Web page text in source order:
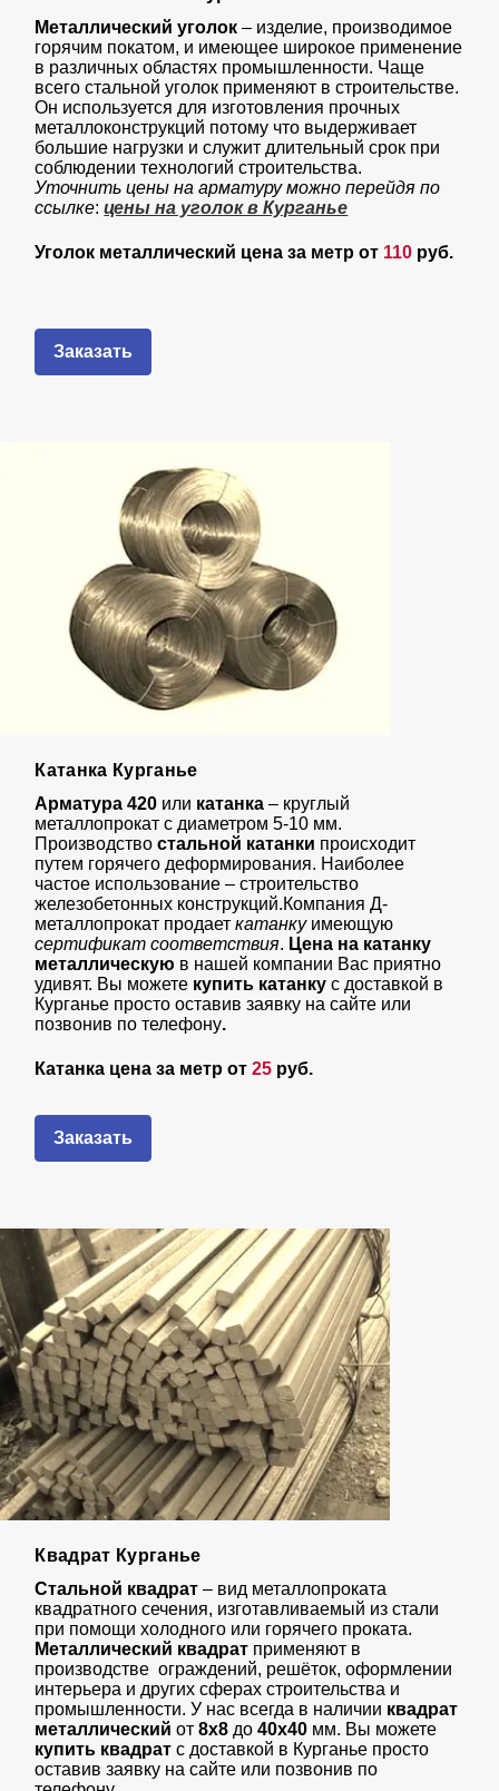
Металлический уголок – изделие, производимое
горячим покатом, и имеющее широкое применение
в различных областях промышленности. Чаще
всего стальной уголок применяют в строительстве.
Он используется для изготовления прочных
металлоконструкций потому что выдерживает
большие нагрузки и служит длительный срок при
соблюдении технологий строительства.
Уточнить цены на арматуру можно перейдя по
ссылке:цены на уголок в Курганье
Уголок металлический цена за метр от 110 руб.
Заказать
Катанка Курганье
Арматура 420 или катанка – круглый
металлопрокат с диаметром 5-10 мм.
Производствостальной катанки происходит
путем горячего деформирования. Наиболее
частое использование – строительство
железобетонных конструкций.Компания Д-
металлопрокат продаеткатанкуимеющую
сертификат соответствия. Цена на катанку
металлическую в нашей компании Вас приятно
удивят. Вы можете купить катанкус доставкой в
Курганье просто оставив заявку на сайте или
позвонив по телефону.
Катанка цена за метр от25 руб.
Заказать
Квадрат Курганье
Стальной квадрат – вид металлопроката
квадратного сечения, изготавливаемый из стали
при помощи холодного или горячего проката.
Металлический квадрат применяют в
производстве ограждений, решёток, оформлении
интерьера и других сферах строительства и
промышленности. У нас всегда в наличии квадрат
металлический от8х8 до40х40 мм. Вы можете
купить квадратс доставкой в Курганье просто
оставив заявку на сайте или позвонив по